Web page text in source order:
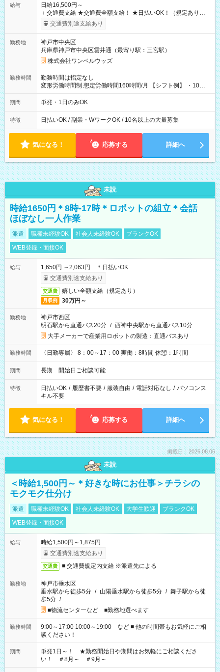
給与
日給16,500円～
＋交通費支給 ★交通費全額支給！ ★日払いOK！（規定あり） ┗
働いたその日に現金GET♪ お仕事後はコンビニATMから 日払
交通費別途支給あり
勤務地
神戸市中央区
兵庫県神戸市中央区雲井通（最寄り駅：三宮駅）
株式会社ワンベルウッズ
勤務時間
勤務時間は指定なし
変形労働時間制 想定労働時間160時間/月 【シフト例】 ・10：
00～20：00
期間 単発・1日のみOK
特徴 日払いOK / 副業・WワークOK / 10名以上の大量募集
気になる！ 応募する 詳細へ
未読
時給1650円＊8時-17時＊ロボットの組立＊会話
ほぼなし一人作業
派遣 職種未経験OK 社会人未経験OK
ブランクOK
WEB登録・面接OK
給与
1,650円 ～2,063円 ＊日払いOK
交通費別途支給あり
交通費 嬉しい全額支給（規定あり）
月収例 30万円～
勤務地
神戸市西区
明石駅から直通バス20分 / 西神中央駅から直通バス10分
大手メーカーで産業用ロボットの製造：直通バスあり
勤務時間 〈日勤専属〉 8：00～17：00 実働：8時間 休憩：1時間
期間 長期 開始日ご相談可能
特徴 日払いOK / 履歴書不要 / 服装自由 / 電話対応なし / パソコンス
キル不要
気になる！ 応募する 詳細へ
掲載日：2026.08.06
未読
＜時給1,500円～＊好きな時にお仕事＞チラシの
モクモク仕分け
派遣 職種未経験OK 社会人未経験OK 大学生歓迎
ブランクOK
WEB登録・面接OK
給与
時給1,500円～1,875円
交通費別途支給あり
交通費 ■ 交通費規定内支給 ※派遣先による
勤務地
神戸市垂水区
垂水駅から徒歩5分 / 山陽垂水駅から徒歩5分 / 舞子駅から徒
歩5分 / …
■物流センターなど ■勤務地選べます
勤務時間
9:00～17:00 10:00～19:00 など ■ 他の時間帯もお気軽にご相
談ください！
期間
単発1日～！ ★勤務開始日や期間はお気軽にご相談くださ
い！ ＃8月～ ＃9月～